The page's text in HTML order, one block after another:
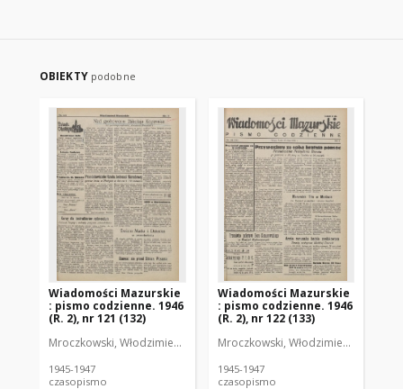
OBIEKTY podobne
Wiadomości Mazurskie
: pismo codzienne. 1946
(R. 2), nr 121 (132)
Mroczkowski, Włodzimierz (1902-1971). Redaktor
1945-1947
czasopismo
Wiadomości Mazurskie
: pismo codzienne. 1946
(R. 2), nr 122 (133)
Mroczkowski, Włodzimierz (1902-
1945-1947
czasopismo